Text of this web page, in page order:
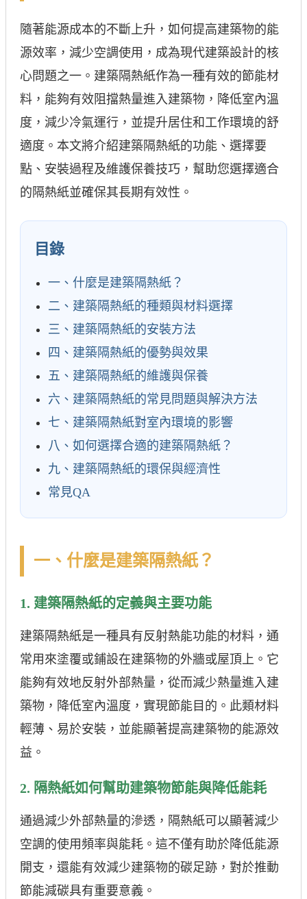
隨著能源成本的不斷上升，如何提高建築物的能
源效率，減少空調使用，成為現代建築設計的核
心問題之一。建築隔熱紙作為一種有效的節能材
料，能夠有效阻擋熱量進入建築物，降低室內溫
度，減少冷氣運行，並提升居住和工作環境的舒
適度。本文將介紹建築隔熱紙的功能、選擇要
點、安裝過程及維護保養技巧，幫助您選擇適合
的隔熱紙並確保其長期有效性。
目錄
一、什麼是建築隔熱紙？
二、建築隔熱紙的種類與材料選擇
三、建築隔熱紙的安裝方法
四、建築隔熱紙的優勢與效果
五、建築隔熱紙的維護與保養
六、建築隔熱紙的常見問題與解決方法
七、建築隔熱紙對室內環境的影響
八、如何選擇合適的建築隔熱紙？
九、建築隔熱紙的環保與經濟性
常見QA
一、什麼是建築隔熱紙？
1. 建築隔熱紙的定義與主要功能
建築隔熱紙是一種具有反射熱能功能的材料，通
常用來塗覆或鋪設在建築物的外牆或屋頂上。它
能夠有效地反射外部熱量，從而減少熱量進入建
築物，降低室內溫度，實現節能目的。此類材料
輕薄、易於安裝，並能顯著提高建築物的能源效
益。
2. 隔熱紙如何幫助建築物節能與降低能耗
通過減少外部熱量的滲透，隔熱紙可以顯著減少
空調的使用頻率與能耗。這不僅有助於降低能源
開支，還能有效減少建築物的碳足跡，對於推動
節能減碳具有重要意義。